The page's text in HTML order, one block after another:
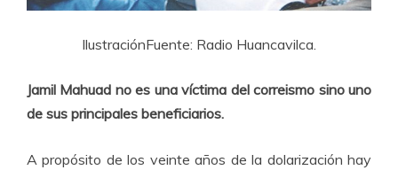
IlustraciónFuente: Radio Huancavilca.
Jamil Mahuad no es una víctima del correismo sino uno
de sus principales beneficiarios.
A propósito de los veinte años de la dolarización hay